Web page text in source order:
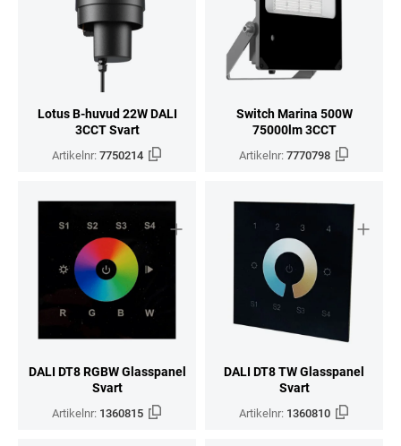
Lotus B-huvud 22W DALI
3CCT Svart
Artikelnr:7750214
Switch Marina 500W
75000lm 3CCT
Artikelnr:7770798
DALI DT8 RGBW Glasspanel
Svart
Artikelnr: 1360815
DALI DT8 TW Glasspanel
Svart
Artikelnr: 1360810